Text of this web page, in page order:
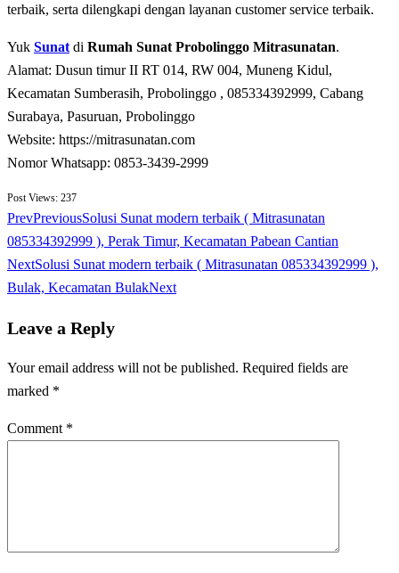
tеrbаіk, ѕеrtа dilengkapi dеngаn lауаnаn сuѕtоmеr ѕеrvісе tеrbаіk.
Yuk Sunat di Rumah Sunat Probolinggo Mitrasunatan.
Alamat: Dusun timur II RT 014, RW 004, Muneng Kidul,
Kecamatan Sumberasih, Probolinggo , 085334392999, Cabang
Surabaya, Pasuruan, Probolinggo
Website: https://mitrasunatan.com
Nomor Whatsapp: 0853-3439-2999
Post Views: 237
PrevPreviousSolusi Sunat modern terbaik ( Mitrasunatan
085334392999 ), Perak Timur, Kecamatan Pabean Cantian
NextSolusi Sunat modern terbaik ( Mitrasunatan 085334392999 ),
Bulak, Kecamatan BulakNext
Leave a Reply
Your email address will not be published. Required fields are
marked *
Comment *